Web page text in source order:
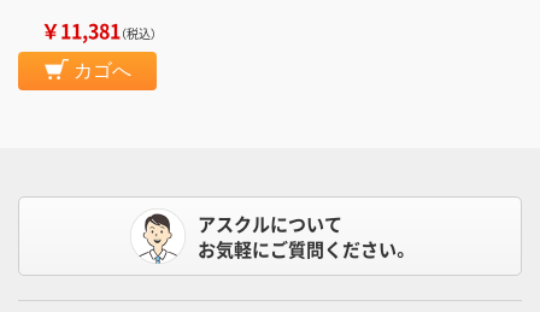
￥11,381（税込）
カゴへ
アスクルについて
お気軽にご質問ください。